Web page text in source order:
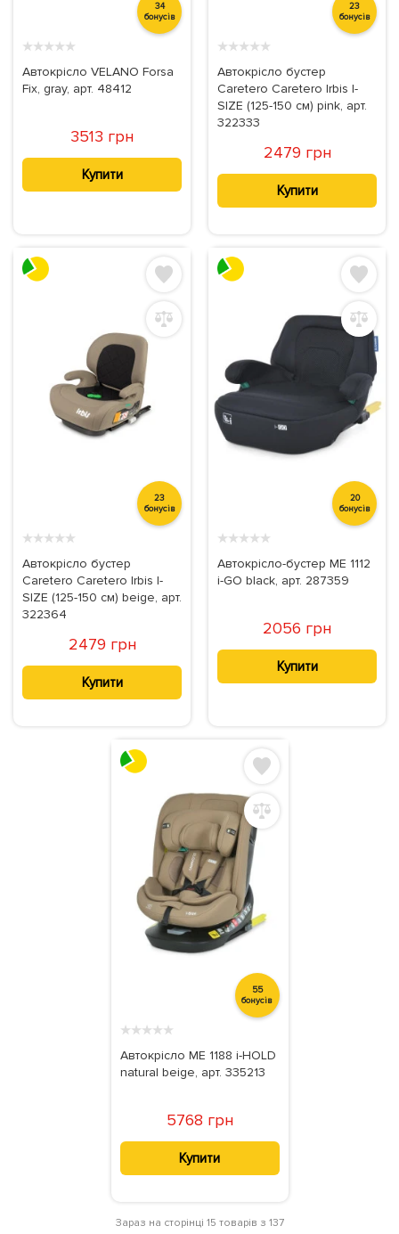
34
бонусів
★★★★★
Автокрісло VELANO Forsa
Fix, gray, арт. 48412
3513 грн
Купити
23
бонусів
★★★★★
Автокрісло бустер
Caretero Caretero Irbis I-
SIZE (125-150 см) pink, арт.
322333
2479 грн
Купити
23
бонусів
★★★★★
Автокрісло бустер
Caretero Caretero Irbis I-
SIZE (125-150 см) beige, арт.
322364
2479 грн
Купити
20
бонусів
★★★★★
Автокрісло-бустер ME 1112
i-GO black, арт. 287359
2056 грн
Купити
55
бонусів
★★★★★
Автокрісло ME 1188 i-HOLD
natural beige, арт. 335213
5768 грн
Купити
Зараз на сторінці 15 товарів з 137